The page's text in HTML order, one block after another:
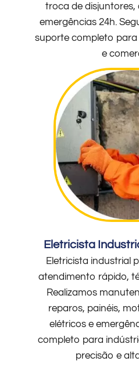
troca de
emergências 24h.
suporte completo para
e
Eletricista
Eletricista industrial
atendimento rápido,
Realizamos
reparos, painéis,
elétricos e
completo para
precisão e